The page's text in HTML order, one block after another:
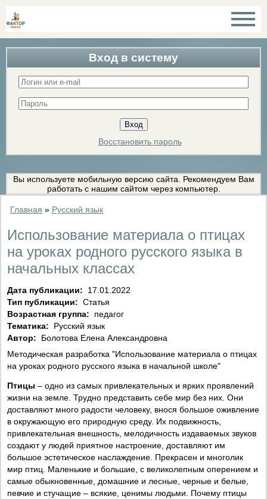
Вход в систему
Восстановить пароль
Вы используете мобильную версию сайта. Рекомендуем Вам
работать с нашим сайтом через компьютер.
Главная » Русский язык
Использование материала о птицах
на уроках родного русского языка в
начальных классах
Дата публикации:
17.01.2022
Тип публикации: Статья
Возрастная группа:
педагог
Тематика:
Русский язык
Автор:
Болотова Елена Александровна
Методическая разработка "Использование материала о птицах
на уроках родного русского языка в начальной школе"
Птицы – одно из самых привлекательных и ярких проявлений
жизни на земле. Трудно представить себе мир без них. Они
доставляют много радости человеку, внося большое оживление
в окружающую его природную среду. Их подвижность,
привлекательная внешность, мелодичность издаваемых звуков
создают у людей приятное настроение, доставляют им
большое эстетическое наслаждение. Прекрасен и многолик
мир птиц. Маленькие и большие, с великолепным оперением и
самые обыкновенные, домашние и лесные, черные и белые,
певчие и стучащие – всякие, ценимы людьми. Почему птицы